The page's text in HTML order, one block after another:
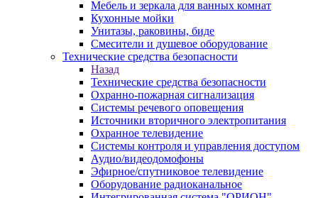
Мебель и зеркала для ванных комнат
Кухонные мойки
Унитазы, раковины, биде
Смесители и душевое оборудование
Технические средства безопасности
Назад
Технические средства безопасности
Охранно-пожарная сигнализация
Системы речевого оповещения
Источники вторичного электропитания
Охранное телевидение
Системы контроля и управления доступом
Аудио/видеодомофоны
Эфирное/спутниковое телевидение
Оборудование радиоканальное